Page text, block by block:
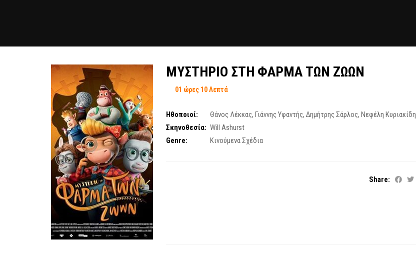
ΜΥΣΤΗΡΙΟ ΣΤΗ ΦΑΡΜΑ ΤΩΝ ΖΩΩΝ
01 ώρες 10 Λεπτά
Ηθοποιοί: Θάνος Λέκκας,Γιάννης Υφαντής,Δημήτρης Σάρλος,Νεφέλη Κυριακίδη
Σκηνοθεσία: Will Ashurst
Genre:
Kινούμενα Σχέδια
Share: